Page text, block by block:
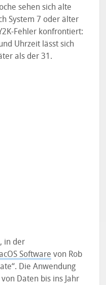
sehen sich alte
System 7 oder älter
Fehler konfrontiert:
Uhrzeit lässt sich
als der 31.
in der
Software von Rob
Die Anwendung
Daten bis ins Jahr